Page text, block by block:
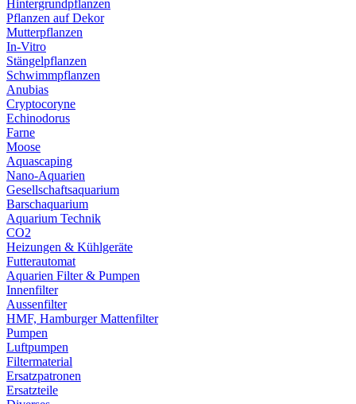
Hintergrundpflanzen
Pflanzen auf Dekor
Mutterpflanzen
In-Vitro
Stängelpflanzen
Schwimmpflanzen
Anubias
Cryptocoryne
Echinodorus
Farne
Moose
Aquascaping
Nano-Aquarien
Gesellschaftsaquarium
Barschaquarium
Aquarium Technik
CO2
Heizungen & Kühlgeräte
Futterautomat
Aquarien Filter & Pumpen
Innenfilter
Aussenfilter
HMF, Hamburger Mattenfilter
Pumpen
Luftpumpen
Filtermaterial
Ersatzpatronen
Ersatzteile